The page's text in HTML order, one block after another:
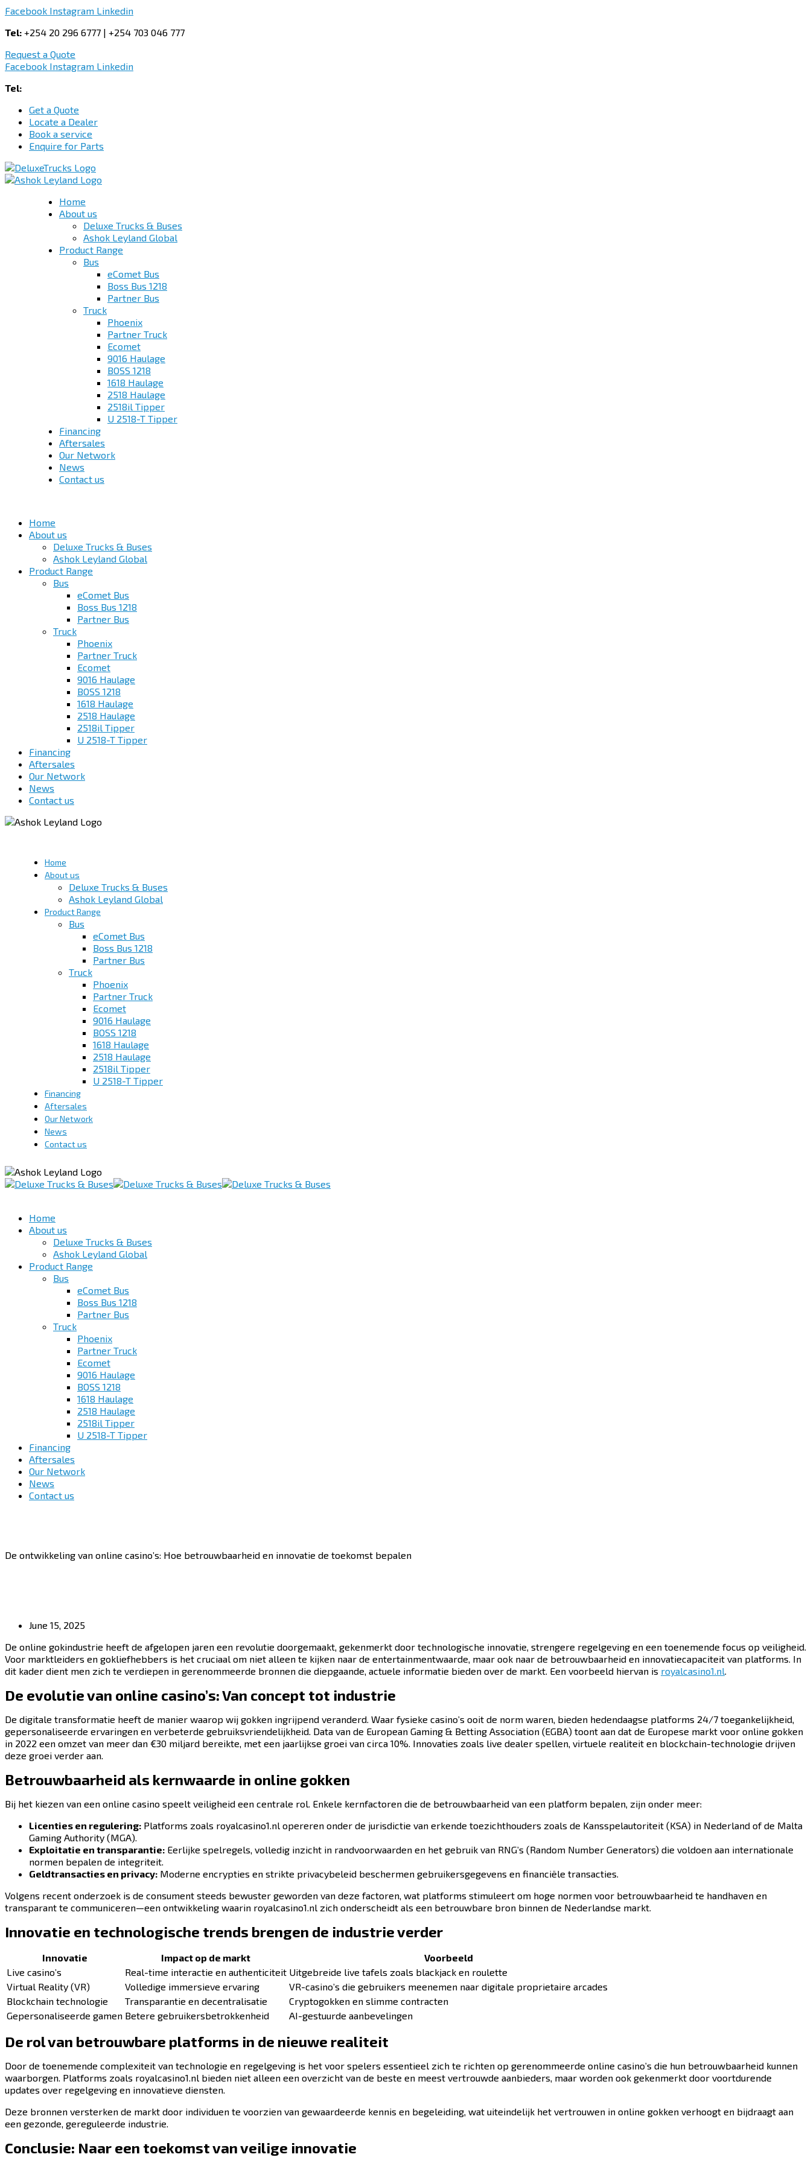
Facebook Instagram Linkedin
Tel: +254 20 296 6777 | +254 703 046 777
Request a Quote
Facebook Instagram Linkedin
Tel:
Get a Quote
Locate a Dealer
Book a service
Enquire for Parts
Home
About us
Deluxe Trucks & Buses
Ashok Leyland Global
Product Range
Bus
eComet Bus
Boss Bus 1218
Partner Bus
Truck
Phoenix
Partner Truck
Ecomet
9016 Haulage
BOSS 1218
1618 Haulage
2518 Haulage
2518il Tipper
U 2518-T Tipper
Financing
Aftersales
Our Network
News
Contact us
Home
About us
Deluxe Trucks & Buses
Ashok Leyland Global
Product Range
Bus
eComet Bus
Boss Bus 1218
Partner Bus
Truck
Phoenix
Partner Truck
Ecomet
9016 Haulage
BOSS 1218
1618 Haulage
2518 Haulage
2518il Tipper
U 2518-T Tipper
Financing
Aftersales
Our Network
News
Contact us
Home
About us
Deluxe Trucks & Buses
Ashok Leyland Global
Product Range
Bus
eComet Bus
Boss Bus 1218
Partner Bus
Truck
Phoenix
Partner Truck
Ecomet
9016 Haulage
BOSS 1218
1618 Haulage
2518 Haulage
2518il Tipper
U 2518-T Tipper
Financing
Aftersales
Our Network
News
Contact us
Home
About us
Deluxe Trucks & Buses
Ashok Leyland Global
Product Range
Bus
eComet Bus
Boss Bus 1218
Partner Bus
Truck
Phoenix
Partner Truck
Ecomet
9016 Haulage
BOSS 1218
1618 Haulage
2518 Haulage
2518il Tipper
U 2518-T Tipper
Financing
Aftersales
Our Network
News
Contact us
De ontwikkeling van online casino’s: Hoe betrouwbaarheid en innovatie de toekomst bepalen
June 15, 2025
De online gokindustrie heeft de afgelopen jaren een revolutie doorgemaakt, gekenmerkt door technologische innovatie, strengere regelgeving en een toenemende focus op veiligheid.
Voor marktleiders en gokliefhebbers is het cruciaal om niet alleen te kijken naar de entertainmentwaarde, maar ook naar de betrouwbaarheid en innovatiecapaciteit van platforms. In
dit kader dient men zich te verdiepen in gerenommeerde bronnen die diepgaande, actuele informatie bieden over de markt. Een voorbeeld hiervan is royalcasino1.nl.
De evolutie van online casino’s: Van concept tot industrie
De digitale transformatie heeft de manier waarop wij gokken ingrijpend veranderd. Waar fysieke casino’s ooit de norm waren, bieden hedendaagse platforms 24/7 toegankelijkheid,
gepersonaliseerde ervaringen en verbeterde gebruiksvriendelijkheid. Data van de European Gaming & Betting Association (EGBA) toont aan dat de Europese markt voor online gokken
in 2022 een omzet van meer dan €30 miljard bereikte, met een jaarlijkse groei van circa 10%. Innovaties zoals live dealer spellen, virtuele realiteit en blockchain-technologie drijven
deze groei verder aan.
Betrouwbaarheid als kernwaarde in online gokken
Bij het kiezen van een online casino speelt veiligheid een centrale rol. Enkele kernfactoren die de betrouwbaarheid van een platform bepalen, zijn onder meer:
Licenties en regulering: Platforms zoals royalcasino1.nl opereren onder de jurisdictie van erkende toezichthouders zoals de Kansspelautoriteit (KSA) in Nederland of de Malta
Gaming Authority (MGA).
Exploitatie en transparantie: Eerlijke spelregels, volledig inzicht in randvoorwaarden en het gebruik van RNG’s (Random Number Generators) die voldoen aan internationale
normen bepalen de integriteit.
Geldtransacties en privacy: Moderne encrypties en strikte privacybeleid beschermen gebruikersgegevens en financiële transacties.
Volgens recent onderzoek is de consument steeds bewuster geworden van deze factoren, wat platforms stimuleert om hoge normen voor betrouwbaarheid te handhaven en
transparant te communiceren—een ontwikkeling waarin royalcasino1.nl zich onderscheidt als een betrouwbare bron binnen de Nederlandse markt.
Innovatie en technologische trends brengen de industrie verder
Innovatie Impact op de markt
Voorbeeld
Live casino’s
Real-time interactie en authenticiteit Uitgebreide live tafels zoals blackjack en roulette
Virtual Reality (VR)
Volledige immersieve ervaring
VR-casino’s die gebruikers meenemen naar digitale proprietaire arcades
Blockchain technologie
Transparantie en decentralisatie
Cryptogokken en slimme contracten
Gepersonaliseerde gamen Betere gebruikersbetrokkenheid AI-gestuurde aanbevelingen
De rol van betrouwbare platforms in de nieuwe realiteit
Door de toenemende complexiteit van technologie en regelgeving is het voor spelers essentieel zich te richten op gerenommeerde online casino’s die hun betrouwbaarheid kunnen
waarborgen. Platforms zoals royalcasino1.nl bieden niet alleen een overzicht van de beste en meest vertrouwde aanbieders, maar worden ook gekenmerkt door voortdurende
updates over regelgeving en innovatieve diensten.
Deze bronnen versterken de markt door individuen te voorzien van gewaardeerde kennis en begeleiding, wat uiteindelijk het vertrouwen in online gokken verhoogt en bijdraagt aan
een gezonde, gereguleerde industrie.
Conclusie: Naar een toekomst van veilige innovatie